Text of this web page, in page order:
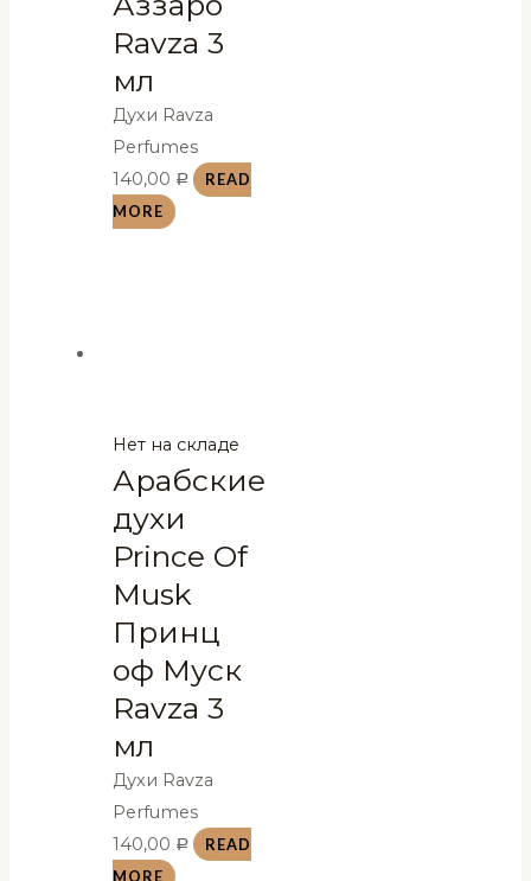
Ravza 3
мл
Духи Ravza
Perfumes
140,00 Р
READ
MORE
Нет на складе
Арабские
духи
Prince Of
Musk
Принц
оф Муск
Ravza 3
мл
Духи Ravza
Perfumes
140,00 Р
READ
MORE